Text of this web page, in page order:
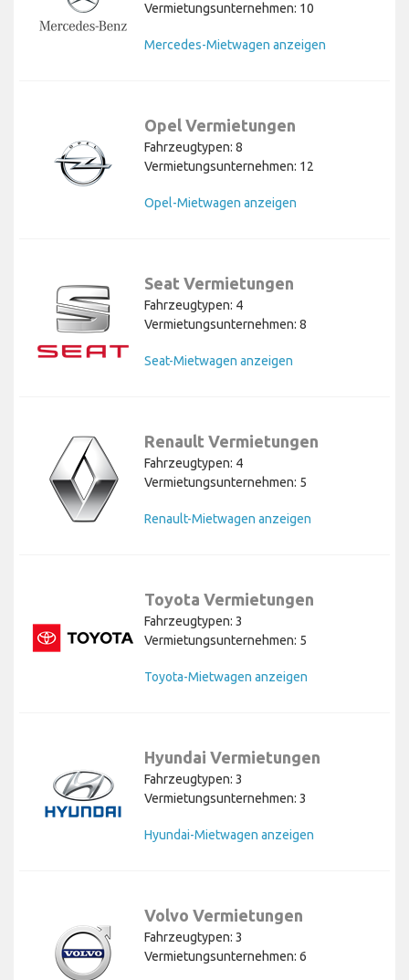
Vermietungsunternehmen: 10
Mercedes-Mietwagen anzeigen
Opel Vermietungen
Fahrzeugtypen: 8
Vermietungsunternehmen: 12
Opel-Mietwagen anzeigen
Seat Vermietungen
Fahrzeugtypen: 4
Vermietungsunternehmen: 8
Seat-Mietwagen anzeigen
Renault Vermietungen
Fahrzeugtypen: 4
Vermietungsunternehmen: 5
Renault-Mietwagen anzeigen
Toyota Vermietungen
Fahrzeugtypen: 3
Vermietungsunternehmen: 5
Toyota-Mietwagen anzeigen
Hyundai Vermietungen
Fahrzeugtypen: 3
Vermietungsunternehmen: 3
Hyundai-Mietwagen anzeigen
Volvo Vermietungen
Fahrzeugtypen: 3
Vermietungsunternehmen: 6